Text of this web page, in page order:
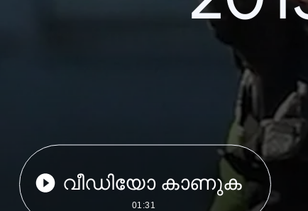
വീഡിയോ കാണുക
01:31